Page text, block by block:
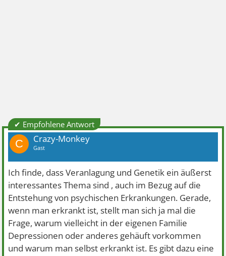
✔ Empfohlene Antwort
C Crazy-Monkey
Gast
Ich finde, dass Veranlagung und Genetik ein äußerst
interessantes Thema sind , auch im Bezug auf die
Entstehung von psychischen Erkrankungen. Gerade,
wenn man erkrankt ist, stellt man sich ja mal die
Frage, warum vielleicht in der eigenen Familie
Depressionen oder anderes gehäuft vorkommen
und warum man selbst erkrankt ist. Es gibt dazu eine